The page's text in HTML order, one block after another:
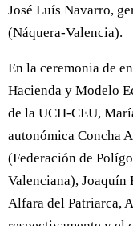
José Luís Navarro,
(Náquera-Valencia).
En la ceremonia de
Hacienda y Modelo
de la UCH-CEU,
autonómica Concha
(Federación de
Valenciana), Joaquín
Alfara del Patriarca,